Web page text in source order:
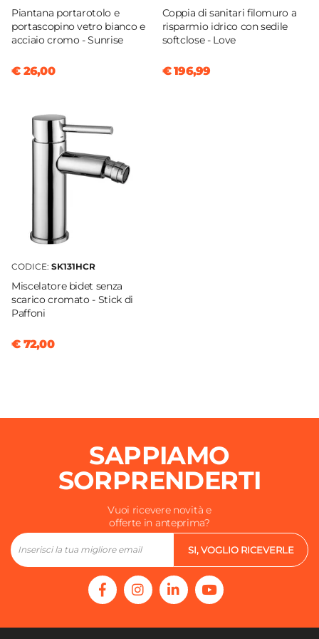
Piantana portarotolo e
portascopino vetro bianco e
acciaio cromo - Sunrise
€ 26,00
Coppia di sanitari filomuro a
risparmio idrico con sedile
softclose - Love
€ 196,99
CODICE: SK131HCR
Miscelatore bidet senza
scarico cromato - Stick di
Paffoni
€ 72,00
SAPPIAMO
SORPRENDERTI
Vuoi ricevere novità e
offerte in anteprima?
SI, VOGLIO RICEVERLE